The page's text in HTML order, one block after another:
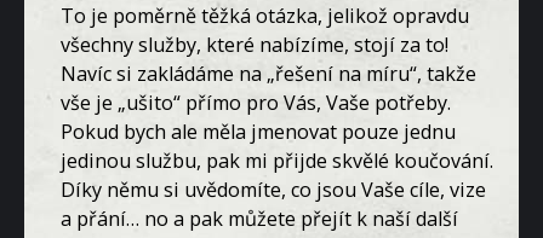
To je poměrně těžká otázka, jelikož opravdu
všechny služby, které nabízíme, stojí za to!
Navíc si zakládáme na „řešení na míru“, takže
vše je „ušito“ přímo pro Vás, Vaše potřeby.
Pokud bych ale měla jmenovat pouze jednu
jedinou službu, pak mi přijde skvělé koučování.
Díky němu si uvědomíte, co jsou Vaše cíle, vize
a přání… no a pak můžete přejít k naší další